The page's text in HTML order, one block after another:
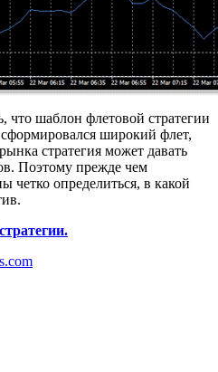
что шаблон флетовой стратегии
широкий флет,
стратегия может давать
Поэтому прежде чем
определиться, в какой